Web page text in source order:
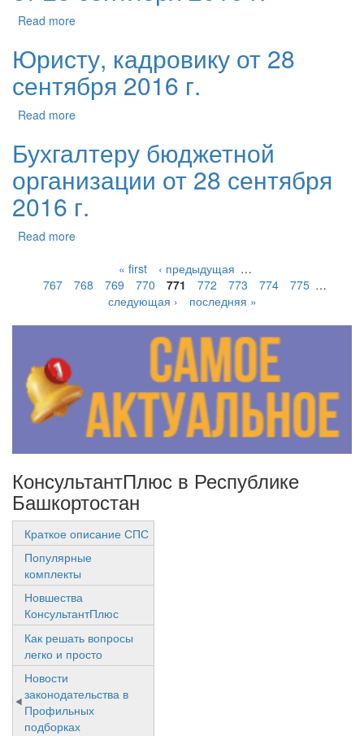
Read more
Юристу, кадровику от 28
сентября 2016 г.
Read more
Бухгалтеру бюджетной
организации от 28 сентября
2016 г.
Read more
« first
‹ предыдущая …
767
768 769 770 771 772 773 774 775 …
следующая ›
последняя »
КонсультантПлюс в Республике
Башкортостан
Краткое описание СПС
Популярные
комплекты
Новшества
КонсультантПлюс
Как решать вопросы
легко и просто
Новости
законодательства в
Профильных
подборках